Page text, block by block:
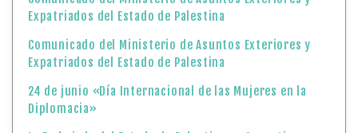
Expatriados del Estado de Palestina
Comunicado del Ministerio de Asuntos Exteriores y
Expatriados del Estado de Palestina
24 de junio «Día Internacional de las Mujeres en la
Diplomacia»